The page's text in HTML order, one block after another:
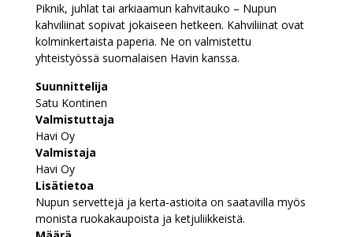
Piknik, juhlat tai arkiaamun kahvitauko – Nupun
kahviliinat sopivat jokaiseen hetkeen. Kahviliinat ovat
kolminkertaista paperia. Ne on valmistettu
yhteistyössä suomalaisen Havin kanssa.
Suunnittelija
Satu Kontinen
Valmistuttaja
Havi Oy
Valmistaja
Havi Oy
Lisätietoa
Nupun servettejä ja kerta-astioita on saatavilla myös
monista ruokakaupoista ja ketjuliikkeistä.